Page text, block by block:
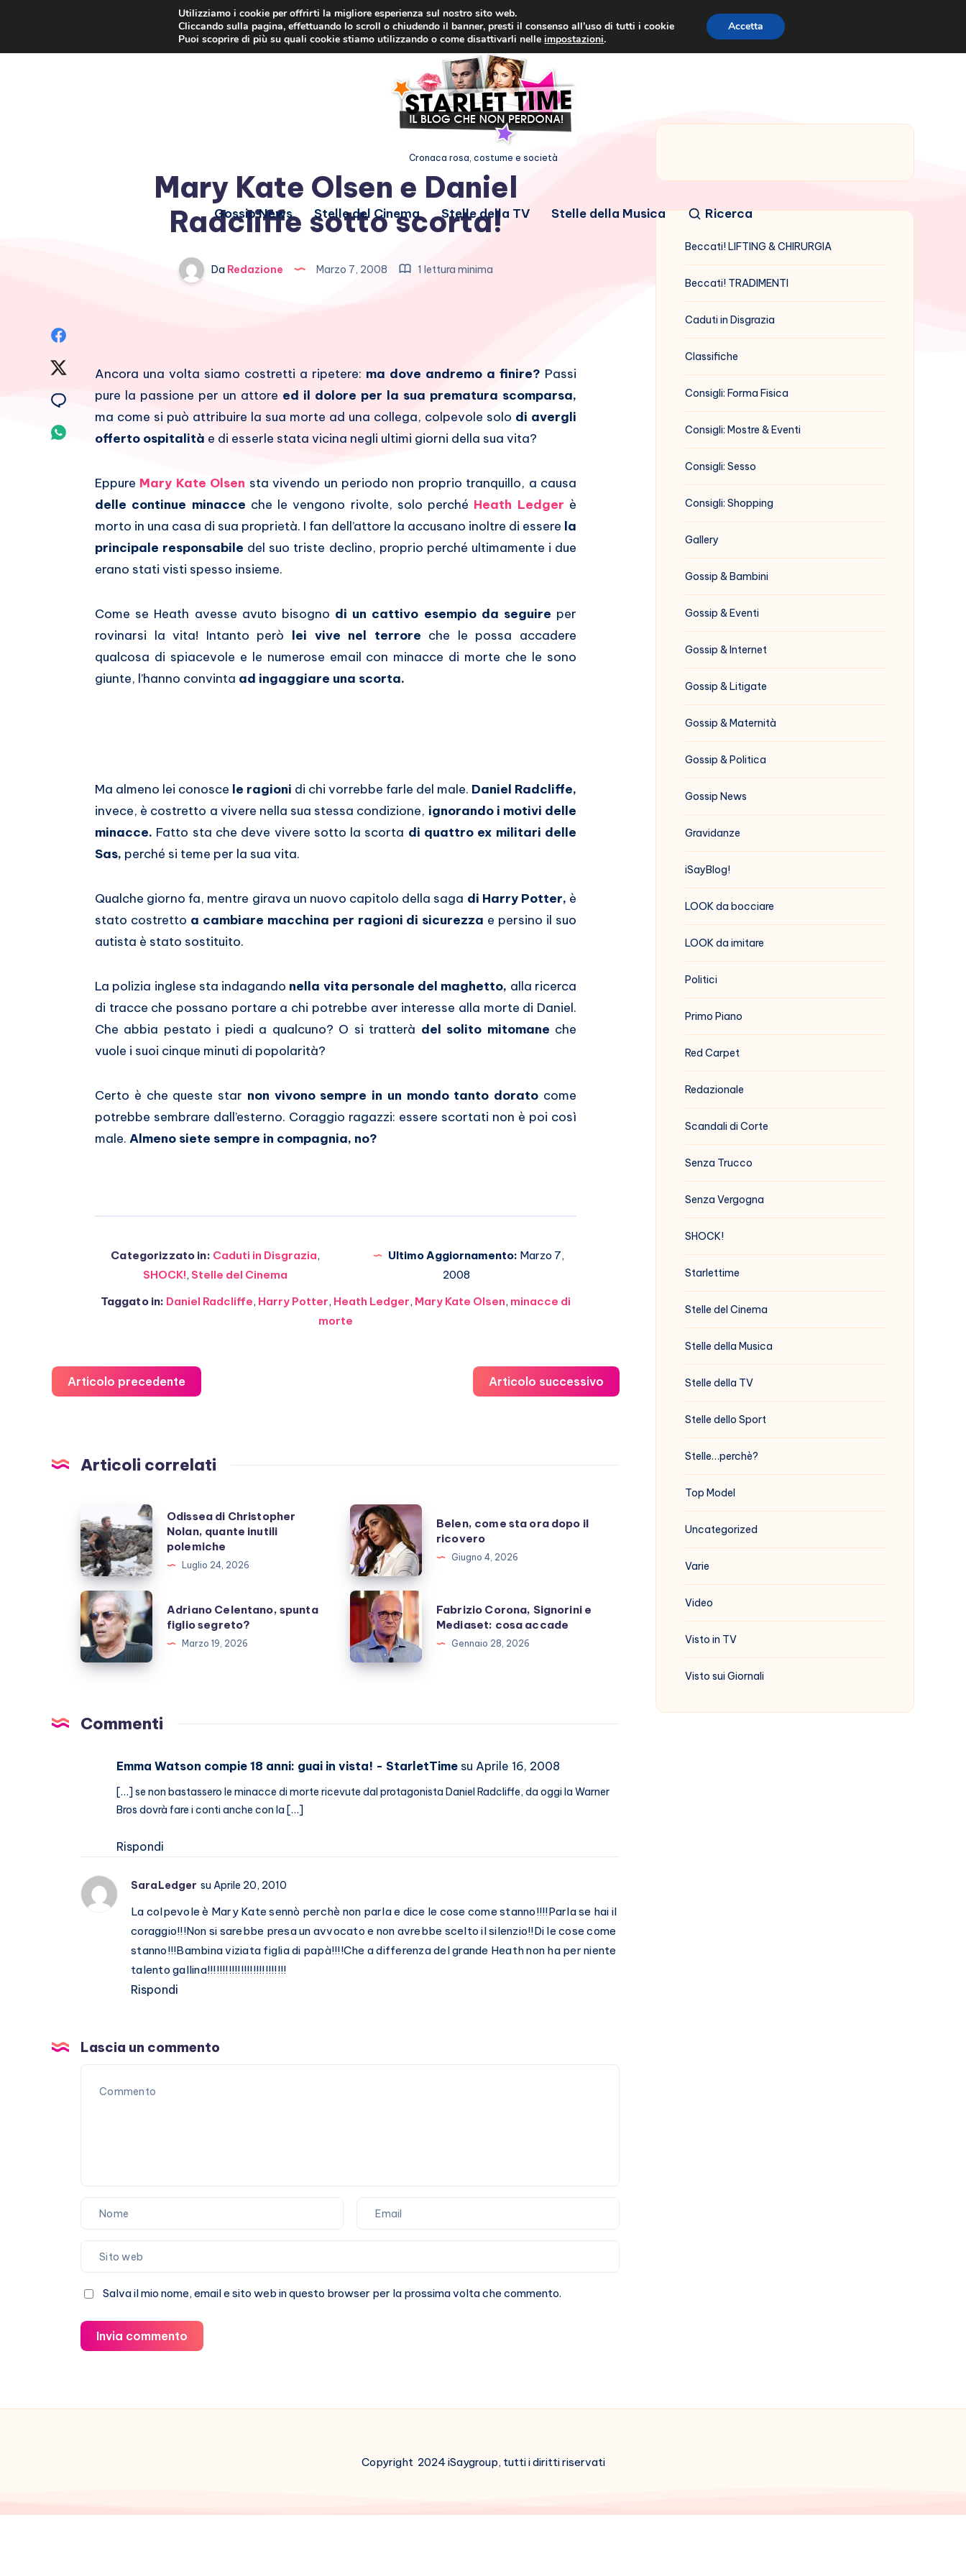
Cronaca rosa, costume e società
Gossip News Stelle del Cinema Stelle della TV Stelle della Musica Ricerca
Mary Kate Olsen e Daniel
Radcliffe sotto scorta!
Da Redazione Marzo 7, 2008 1 lettura minima
Facebook
Condividi
Twitter
Condividi
Condividi
Whatsapp
Ancora una volta siamo costretti a ripetere: ma dove andremo a finire? Passi
pure la passione per un attore ed il dolore per la sua prematura scomparsa,
ma come si può attribuire la sua morte ad una collega, colpevole solo di avergli
offerto ospitalità e di esserle stata vicina negli ultimi giorni della sua vita?
Eppure Mary Kate Olsen sta vivendo un periodo non proprio tranquillo, a causa
delle continue minacce che le vengono rivolte, solo perché Heath Ledger è
morto in una casa di sua proprietà. I fan dell’attore la accusano inoltre di essere la
principale responsabile del suo triste declino, proprio perché ultimamente i due
erano stati visti spesso insieme.
Come se Heath avesse avuto bisogno di un cattivo esempio da seguire per
rovinarsi la vita! Intanto però lei vive nel terrore che le possa accadere
qualcosa di spiacevole e le numerose email con minacce di morte che le sono
giunte, l’hanno convinta ad ingaggiare una scorta.
Ma almeno lei conosce le ragioni di chi vorrebbe farle del male. Daniel Radcliffe,
invece, è costretto a vivere nella sua stessa condizione, ignorando i motivi delle
minacce. Fatto sta che deve vivere sotto la scorta di quattro ex militari delle
Sas, perché si teme per la sua vita.
Qualche giorno fa, mentre girava un nuovo capitolo della saga di Harry Potter, è
stato costretto a cambiare macchina per ragioni di sicurezza e persino il suo
autista è stato sostituito.
La polizia inglese sta indagando nella vita personale del maghetto, alla ricerca
di tracce che possano portare a chi potrebbe aver interesse alla morte di Daniel.
Che abbia pestato i piedi a qualcuno? O si tratterà del solito mitomane che
vuole i suoi cinque minuti di popolarità?
Certo è che queste star non vivono sempre in un mondo tanto dorato come
potrebbe sembrare dall’esterno. Coraggio ragazzi: essere scortati non è poi così
male. Almeno siete sempre in compagnia, no?
Categorizzato in: Caduti in Disgrazia,
SHOCK!, Stelle del Cinema
Ultimo Aggiornamento: Marzo 7,
2008
Taggato in: Daniel Radcliffe, Harry Potter, Heath Ledger, Mary Kate Olsen, minacce di
morte
Articolo precedente Articolo successivo
Articoli correlati
Odissea
di
Christopher
Nolan,
quante
inutili
polemiche
Odissea di Christopher
Nolan, quante inutili
polemiche
Luglio 24, 2026
Belen,
come
sta
ora
dopo
ricovero
Belen, come sta ora dopo il
ricovero
Giugno 4, 2026
Adriano
Celentano,
spunta
figlio
Adriano Celentano, spunta
figlio segreto?
Marzo 19, 2026
Fabrizio
Corona,
Signorini
e
accade
Fabrizio Corona, Signorini e
Mediaset: cosa accade
Gennaio 28, 2026
Commenti
Emma Watson compie 18 anni: guai in vista! - StarletTime su Aprile 16, 2008
[…] se non bastassero le minacce di morte ricevute dal protagonista Daniel Radcliffe, da oggi la Warner
Bros dovrà fare i conti anche con la […]
Rispondi
SaraLedger su Aprile 20, 2010
La colpevole è Mary Kate sennò perchè non parla e dice le cose come stanno!!!!Parla se hai il
coraggio!!!Non si sarebbe presa un avvocato e non avrebbe scelto il silenzio!!Di le cose come
stanno!!!Bambina viziata figlia di papà!!!!Che a differenza del grande Heath non ha per niente
talento gallina!!!!!!!!!!!!!!!!!!!!!!!!!!
Rispondi
Lascia un commento
Salva il mio nome, email e sito web in questo browser per la prossima volta che commento.
Invia commento
Beccati! LIFTING & CHIRURGIA
Beccati! TRADIMENTI
Caduti in Disgrazia
Classifiche
Consigli: Forma Fisica
Consigli: Mostre & Eventi
Consigli: Sesso
Consigli: Shopping
Gallery
Gossip & Bambini
Gossip & Eventi
Gossip & Internet
Gossip & Litigate
Gossip & Maternità
Gossip & Politica
Gossip News
Gravidanze
iSayBlog!
LOOK da bocciare
LOOK da imitare
Politici
Primo Piano
Red Carpet
Redazionale
Scandali di Corte
Senza Trucco
Senza Vergogna
SHOCK!
Starlettime
Stelle del Cinema
Stelle della Musica
Stelle della TV
Stelle dello Sport
Stelle…perchè?
Top Model
Uncategorized
Varie
Video
Visto in TV
Visto sui Giornali
Copyright 2024 iSaygroup, tutti i diritti riservati
Utilizziamo i cookie per offrirti la migliore esperienza sul nostro sito web.
Cliccando sulla pagina, effettuando lo scroll o chiudendo il banner, presti il consenso all’uso di tutti i cookie
Puoi scoprire di più su quali cookie stiamo utilizzando o come disattivarli nelleimpostazioni.
Accetta